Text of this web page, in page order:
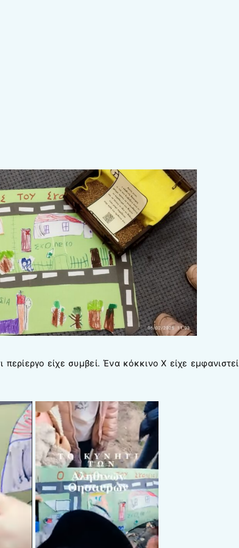
είχε συμβεί. Ένα κόκκινο Χ είχε